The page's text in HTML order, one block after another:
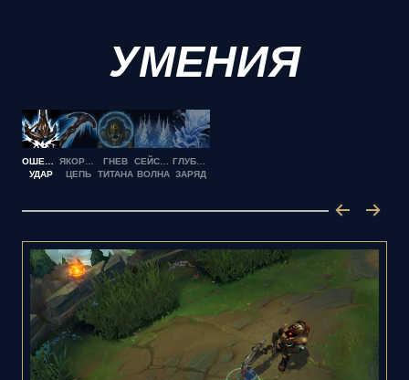
УМЕНИЯ
ОШЕЛОМЛЯЮЩИЙ
УДАР
ЯКОРНАЯ
ЦЕПЬ
ГНЕВ
ТИТАНА
СЕЙСМИЧЕСКАЯ
ВОЛНА
ГЛУБИННЫЙ
ЗАРЯД